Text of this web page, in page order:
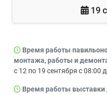
19
Время работы
монтажа, работы и
с 12 по 19 сентября с 08:00
Время работы выставки